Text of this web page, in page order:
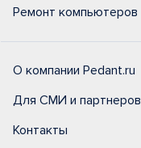
Ремонт компьютеров
О компании Pedant.ru
Для СМИ и партнеров
Контакты